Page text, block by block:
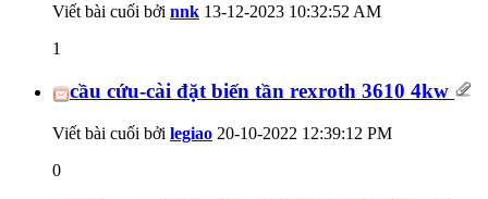
Viết bài cuối bởi nnk 13-12-2023 10:32:52 AM
1
cầu cứu-cài đặt biến tần rexroth 3610 4kw
Viết bài cuối bởi legiao 20-10-2022 12:39:12 PM
0